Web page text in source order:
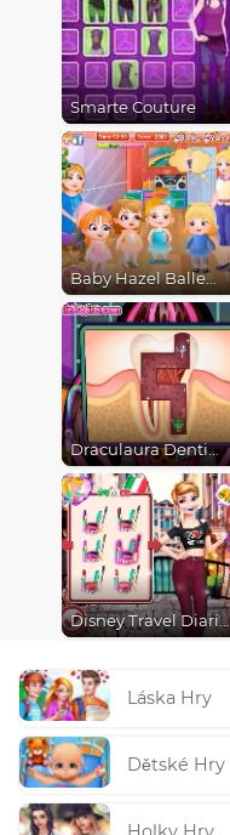
Smarte Couture
Baby Hazel Ballerina Dance
Draculaura Dentist
Disney Travel Diaries: City Break
Láska Hry
Dětské Hry